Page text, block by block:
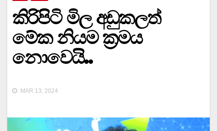
කිරිපිටි මිල අඩුකලත්
මේක නියම ක්‍රමය
නොවෙයි..
MAR 13, 2024